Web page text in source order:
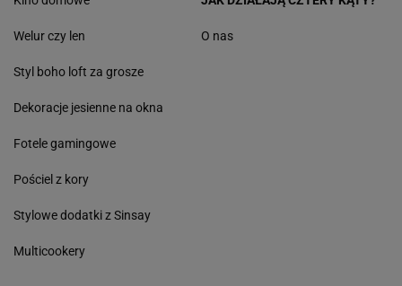
Welur czy len
Styl boho loft za grosze
Dekoracje jesienne na okna
Fotele gamingowe
Pościel z kory
Stylowe dodatki z Sinsay
Multicookery
O nas